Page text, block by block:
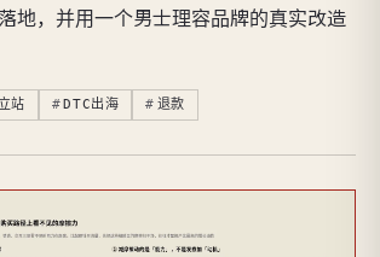
地，并用一个男士理容品牌的真实改造
站 DTC出海 退款